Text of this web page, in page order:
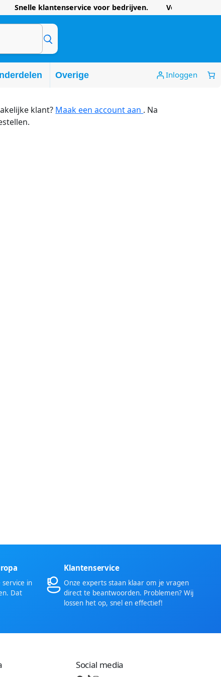
klantenservice voor bedrijven. Voordelige
Overige Inloggen
klant? Maak een account aan . Na
in
Dat
Klantenservice
Onze experts staan klaar om je vragen
direct te beantwoorden. Problemen? Wij
lossen het op, snel en effectief!
Social media